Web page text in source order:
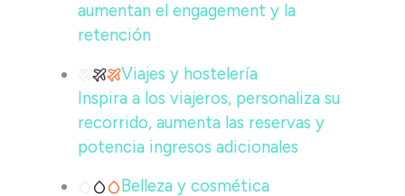
aumentan el engagement y la
retención
Viajes y hostelería
Inspira a los viajeros, personaliza su
recorrido, aumenta las reservas y
potencia ingresos adicionales
Belleza y cosmética